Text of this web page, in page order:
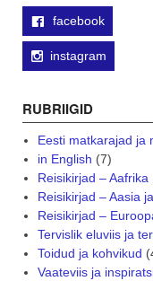
facebook
instagram
RUBRIIGID
Eesti matkarajad ja
in English (7)
Reisikirjad – Aafrika
Reisikirjad – Aasia
Reisikirjad –
Tervislik eluviis ja
Toidud ja kohvikud
Vaateviis ja